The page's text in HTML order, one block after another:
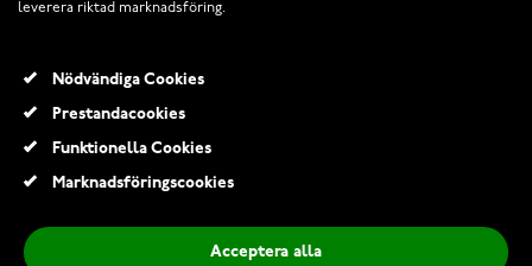
leverera riktad marknadsföring.
Nödvändiga Cookies
Prestandacookies
Funktionella Cookies
Marknadsföringscookies
Acceptera alla